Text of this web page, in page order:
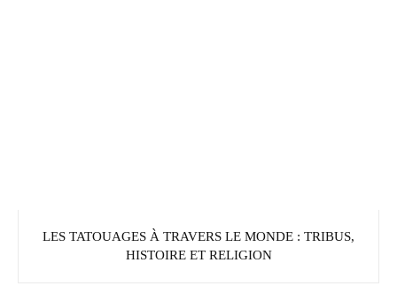
LES TATOUAGES À TRAVERS LE MONDE : TRIBUS,
HISTOIRE ET RELIGION